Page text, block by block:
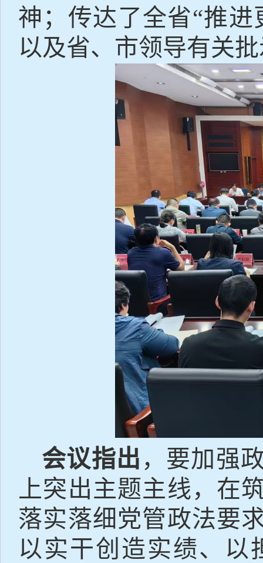
神；传达了全省“推
以及省、市领导有关
会议指出 ，要加强
上突出主题主线，在
落实落细党管政法要
以实干创造实绩、以